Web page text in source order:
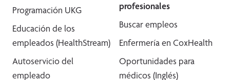
Programación UKG
Educación de los
empleados (HealthStream)
Autoservicio del
empleado
profesionales
Buscar empleos
Enfermería en CoxHealth
Oportunidades para
médicos (Inglés)